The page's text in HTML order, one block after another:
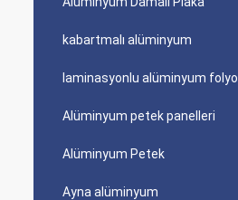
kabartmalı alüminyum
laminasyonlu alüminyum folyo
Alüminyum petek panelleri
Alüminyum Petek
Ayna alüminyum